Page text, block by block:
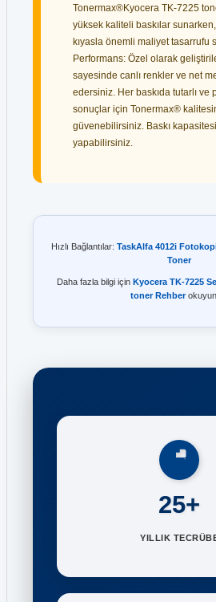
Tonermax®Kyocera TK-7225
yüksek kaliteli baskılar
kıyasla önemli maliyet tasarrufu
Performans: Özel olarak
sayesinde canlı renkler ve net
edersiniz. Her baskıda tutarlı ve
sonuçlar için Tonermax®
güvenebilirsiniz. Baskı
yapabilirsiniz.
Hızlı Bağlantılar: TaskAlfa 4012i
Toner
Daha fazla bilgi için Kyocera TK-7225
toner Rehber
25+
YILLIK